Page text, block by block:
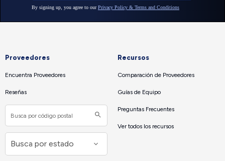
Proveedores
Encuentra Proveedores
Reseñas
Recursos
Comparación de Proveedores
Guías de Equipo
Preguntas Frecuentes
Ver todos los recursos